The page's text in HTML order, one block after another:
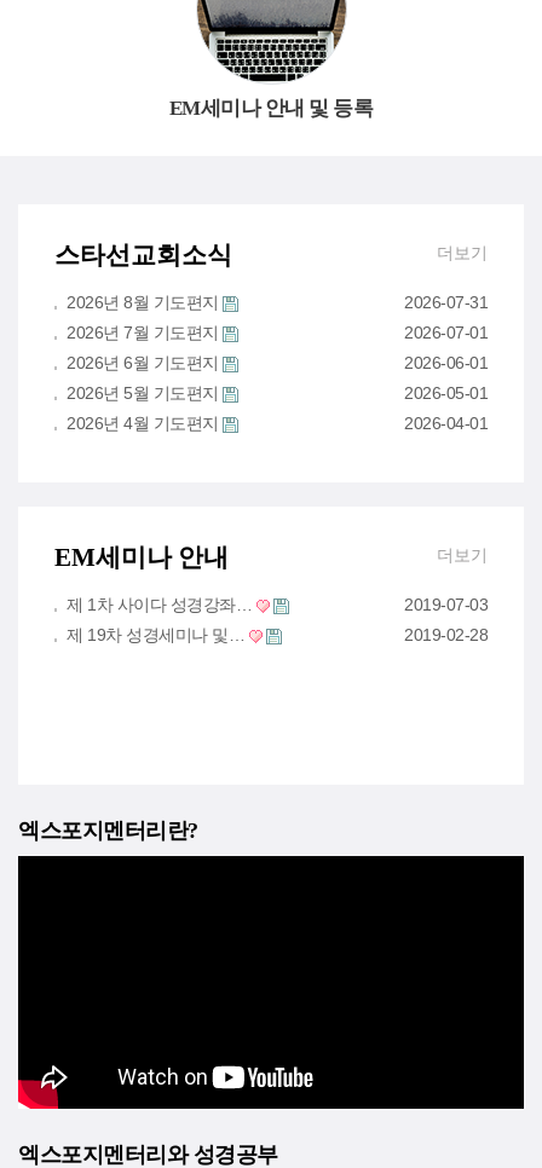
EM세미나 안내 및 등록
스타선교회소식
2026년 8월 기도편지
2026-07-31
2026년 7월 기도편지
2026-07-01
2026년 6월 기도편지
2026-06-01
2026년 5월 기도편지
2026-05-01
2026년 4월 기도편지
2026-04-01
더보기
EM세미나 안내
제 1차 사이다 성경강좌…
2019-07-03
제 19차 성경세미나 및…
2019-02-28
더보기
엑스포지멘터리란?
엑스포지멘터리와 성경공부